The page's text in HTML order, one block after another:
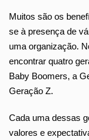
Muitos são os
se à presença de
uma organização.
encontrar quatro
Baby Boomers, a
Geração Z.
Cada uma dessas
valores e